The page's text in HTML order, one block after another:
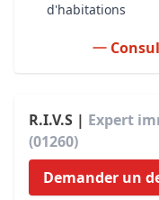
d'habitations
R.I.V.S | Expert
(01260)
Demander un